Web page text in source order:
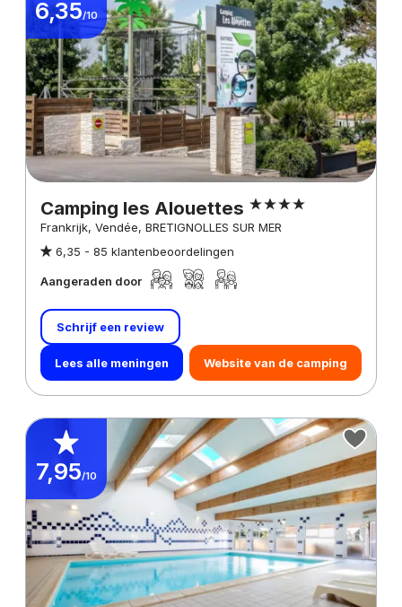
6,35/10
Camping les Alouettes
Frankrijk, Vendée, BRETIGNOLLES SUR MER
6,35 - 85 klantenbeoordelingen
Aangeraden door
Schrijf een review
Lees alle meningen Website van de camping
7,95/10